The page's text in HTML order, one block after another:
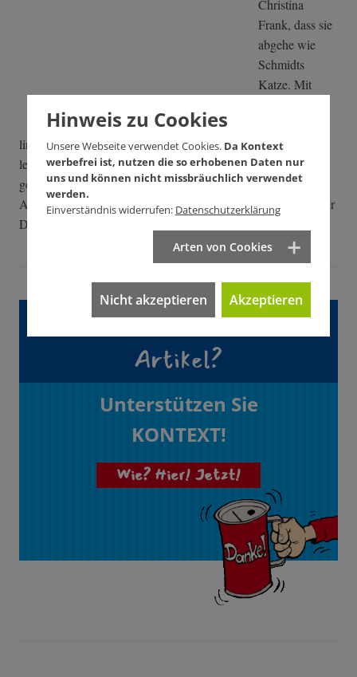
Christina
Frank, dass sie
abgehe wie
Schmidts
Katze. Mit
link>Porträt der Stuttgarter Verdi-Sekretärin, die sich
leidenschaftlich für "ihre" Schlecker-Frauen einsetzt, auch
gegen Widerstände im eigenen Haus, startet Kontext eine
Artikelreihe zu den Folgen der Insolvenz des einstigen Ehinger
Drogerie-Giganten.
Gefällt Ihnen dieser
Artikel?
Unterstützen Sie
KONTEXT!
Wie? Hier! Jetzt!
Hinweis zu Cookies
Unsere Webseite verwendet Cookies. Da Kontext
werbefrei ist, nutzen die so erhobenen Daten nur
uns und können nicht missbräuchlich verwendet
werden.
Einverständnis widerrufen: Datenschutzerklärung
Arten von Cookies
Nicht akzeptieren Akzeptieren